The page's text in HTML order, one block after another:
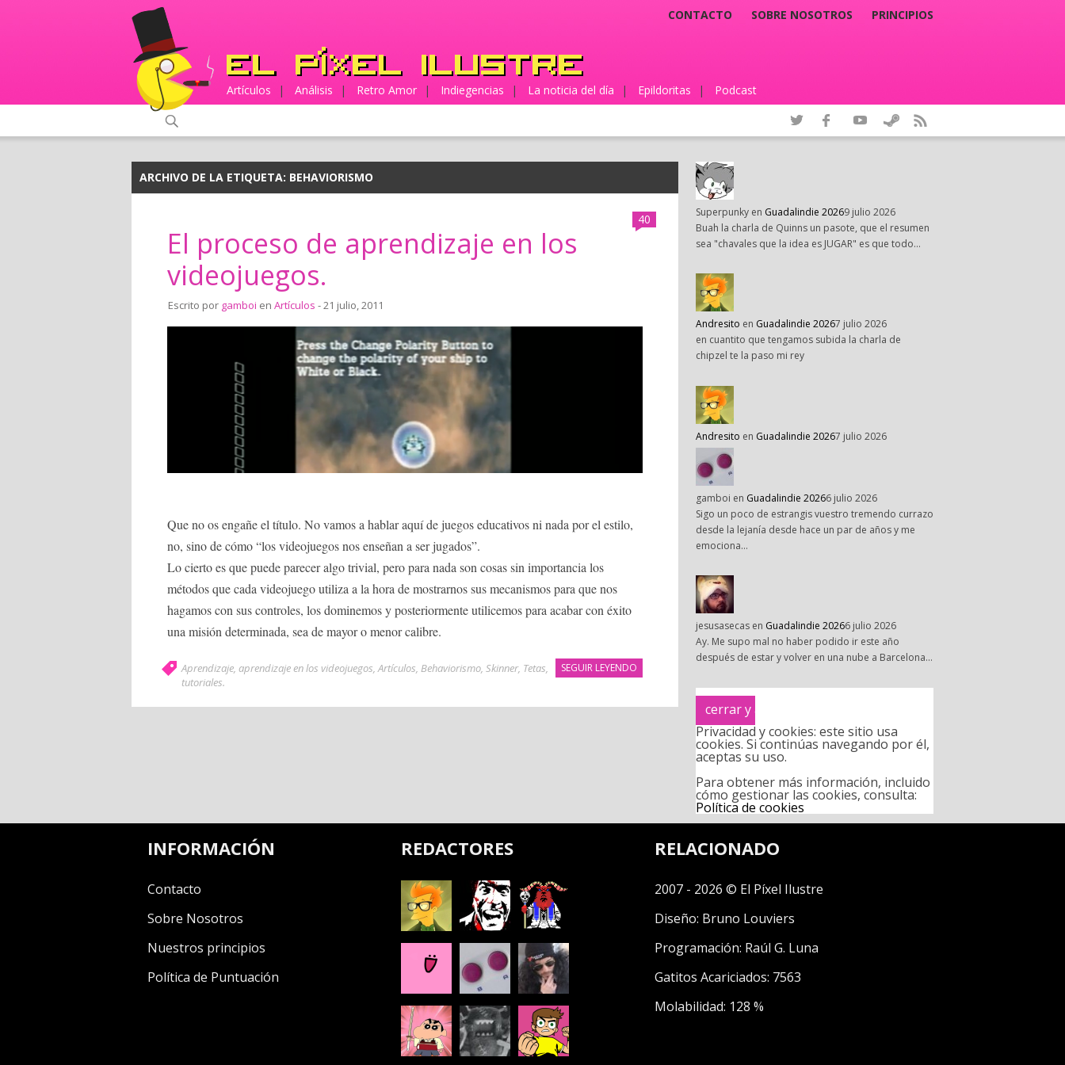
CONTACTO SOBRE NOSOTROS PRINCIPIOS
Artículos | Análisis | Retro Amor | Indiegencias | La noticia del día | Epildoritas | Podcast
ARCHIVO DE LA ETIQUETA: BEHAVIORISMO
40
El proceso de aprendizaje en los
videojuegos.
Escrito por gamboi en Artículos - 21 julio, 2011
Que no os engañe el título. No vamos a hablar aquí de juegos educativos ni nada por el estilo,
no, sino de cómo “los videojuegos nos enseñan a ser jugados”.
Lo cierto es que puede parecer algo trivial, pero para nada son cosas sin importancia los
métodos que cada videojuego utiliza a la hora de mostrarnos sus mecanismos para que nos
hagamos con sus controles, los dominemos y posteriormente utilicemos para acabar con éxito
una misión determinada, sea de mayor o menor calibre.
SEGUIR LEYENDO
Aprendizaje, aprendizaje en los videojuegos,Artículos, Behaviorismo, Skinner, Tetas,
tutoriales.
Superpunky en Guadalindie 20269 julio 2026
Buah la charla de Quinns un pasote, que el resumen
sea "chavales que la idea es JUGAR" es que todo…
Andresito en Guadalindie 20267 julio 2026
en cuantito que tengamos subida la charla de
chipzel te la paso mi rey
Andresito en Guadalindie 20267 julio 2026
gamboi en Guadalindie 20266 julio 2026
Sigo un poco de estrangis vuestro tremendo currazo
desde la lejanía desde hace un par de años y me
emociona…
jesusasecas en Guadalindie 20266 julio 2026
Ay. Me supo mal no haber podido ir este año
después de estar y volver en una nube a Barcelona…
Privacidad y cookies: este sitio usa
cookies. Si continúas navegando por él,
aceptas su uso.
Para obtener más información, incluido
cómo gestionar las cookies, consulta:
Política de cookies
INFORMACIÓN
Contacto
Sobre Nosotros
Nuestros principios
Política de Puntuación
REDACTORES RELACIONADO
2007 - 2026 © El Píxel Ilustre
Diseño: Bruno Louviers
Programación: Raúl G. Luna
Gatitos Acariciados: 7563
Molabilidad: 128 %